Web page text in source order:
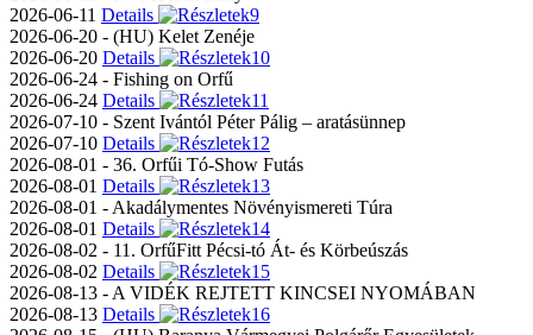
2026-06-11 Details
2026-06-20 - (HU) Kelet Zenéje
2026-06-20 Details
2026-06-24 - Fishing on Orfű
2026-06-24 Details
2026-07-10 - Szent Ivántól Péter Pálig – aratásünnep
2026-07-10 Details
2026-08-01 - 36. Orfűi Tó-Show Futás
2026-08-01 Details
2026-08-01 - Akadálymentes Növényismereti Túra
2026-08-01 Details
2026-08-02 - 11. OrfűFitt Pécsi-tó Át- és Körbeúszás
2026-08-02 Details
2026-08-13 - A VIDÉK REJTETT KINCSEI NYOMÁBAN
2026-08-13 Details